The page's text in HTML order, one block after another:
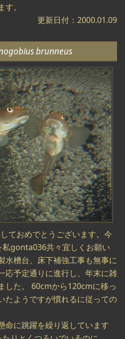
。
更新日付：2000.01.09
brunneus
おめでとうございます。今
gonta036共々宜しくお願い
水槽台、床下補強工事も無事に
応予定通りに進行し、年末に雑
した。 60cmから120cmに移っ
たようですが慣れるに従っての
命に跳躍を繰り返しています